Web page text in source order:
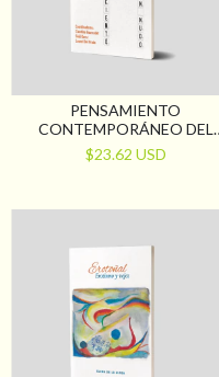
PENSAMIENTO
CONTEMPORÁNEO DEL
TRABAJO SOCIAL.
PROPOSICIONES DE SAÚL
$23.62 USD